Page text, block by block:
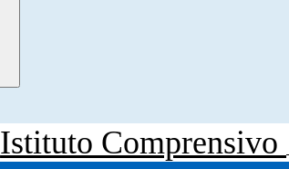
Istituto Comprensivo